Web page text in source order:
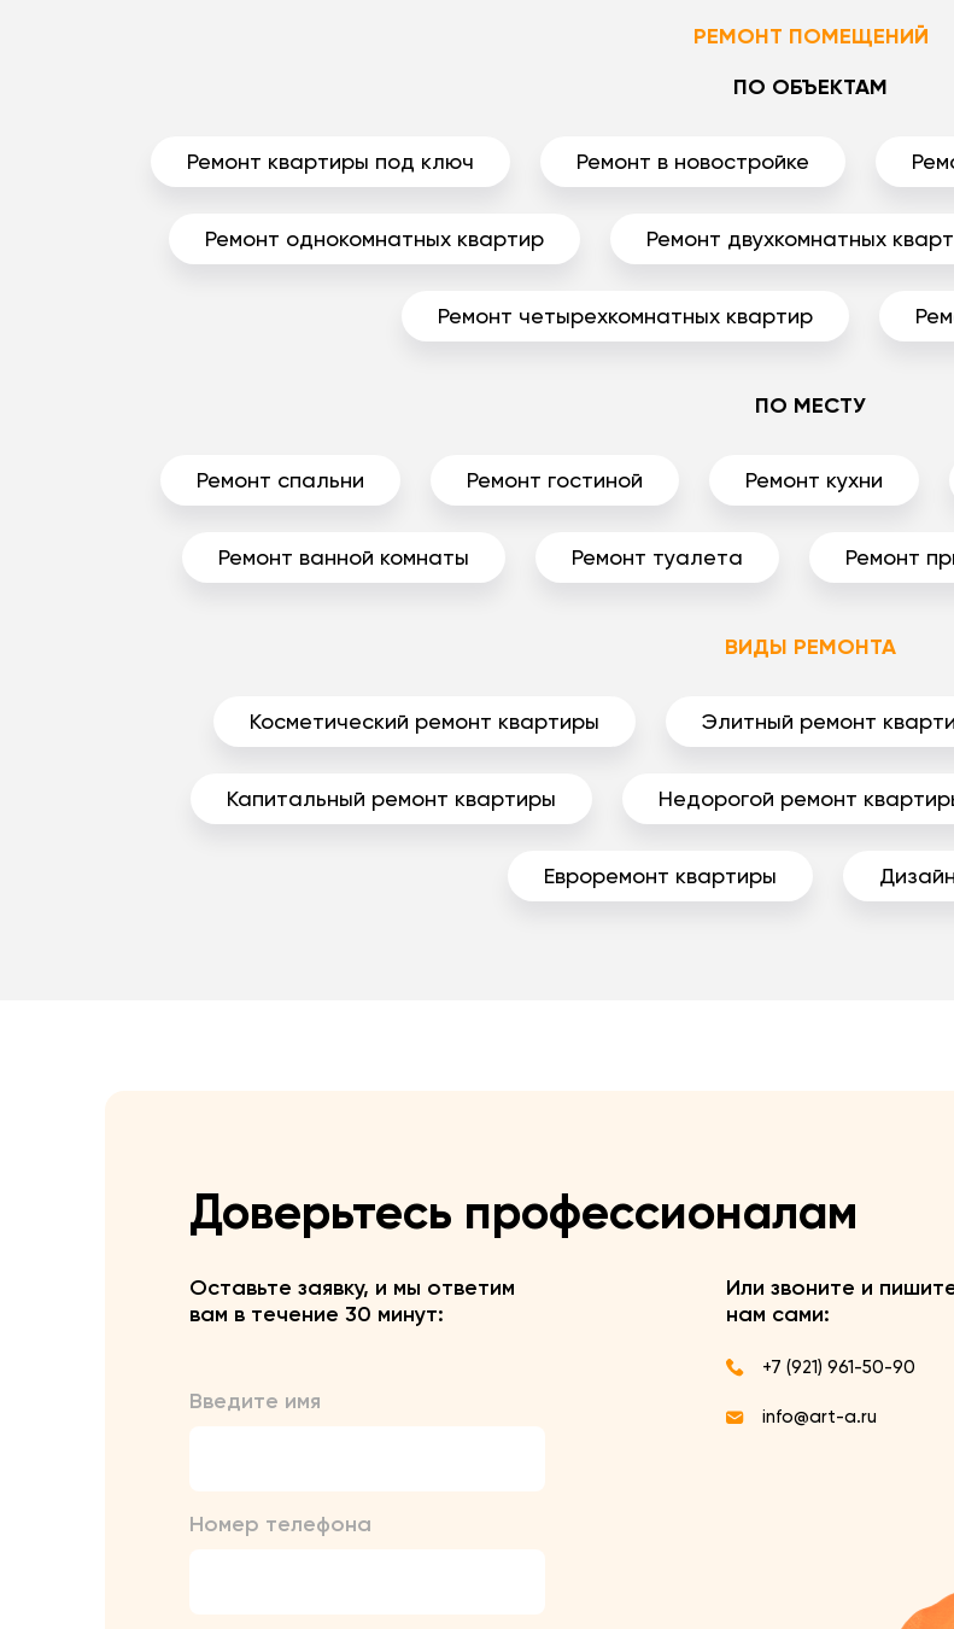
РЕМОНТ ПОМЕЩЕНИЙ
ПО ОБЪЕКТАМ
Ремонт квартиры под ключ Ремонт в новостройке
Ремонт однокомнатных квартир Ремонт двухкомнатных
Ремонт четырехкомнатных квартир
ПО МЕСТУ
Ремонт спальни Ремонт гостиной Ремонт кухни
Ремонт ванной комнаты Ремонт туалета Ремонт
ВИДЫ РЕМОНТА
Косметический ремонт квартиры Элитный ремонт
Капитальный ремонт квартиры Недорогой ремонт
Евроремонт квартиры
Доверьтесь профессионалам
Оставьте заявку, и мы ответим
вам в течение 30 минут:
Введите имя
Номер телефона
Или звоните и
нам сами:
+7 (921) 961-50-90
info@art-a.ru